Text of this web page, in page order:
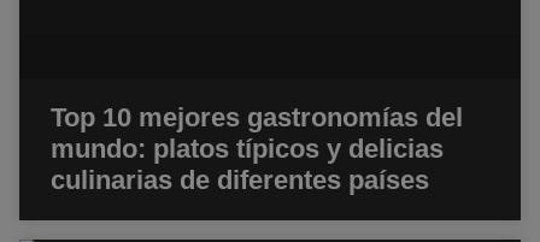
Top 10 mejores gastronomías del
mundo: platos típicos y delicias
culinarias de diferentes países